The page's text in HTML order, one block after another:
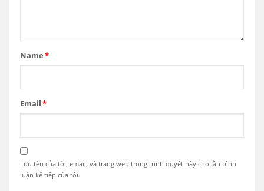
Name*
Email*
Lưu tên của tôi, email, và trang web trong trình duyệt này cho lần bình
luận kế tiếp của tôi.